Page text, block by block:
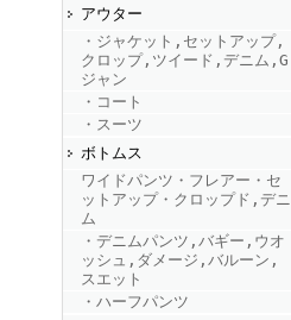
FINEBOYS2025年9月号
FINEBOYS2025年8月号
アウター
・ジャケット,セットアップ,
クロップ,ツイード,デニム,G
ジャン
・コート
・スーツ
ボトムス
ワイドパンツ・フレアー・セ
ットアップ・クロップド,デニ
ム
・デニムパンツ,バギー,ウオ
ッシュ,ダメージ,バルーン,
スエット
・ハーフパンツ